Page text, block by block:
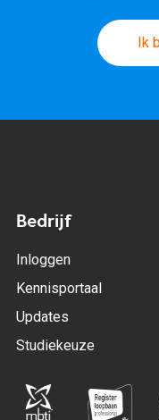
Ik
Bedrijf
Inloggen
Kennisportaal
Updates
Studiekeuze